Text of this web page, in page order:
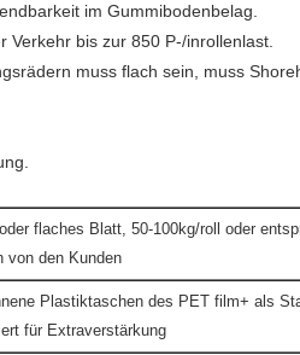
im Gummibodenbelag.
bis zur 850 P-/inrollenlast.
muss flach sein, muss
flaches Blatt, 50-100kg/roll oder
von den Kunden
Plastiktaschen des PET film+ als
für Extraverstärkung